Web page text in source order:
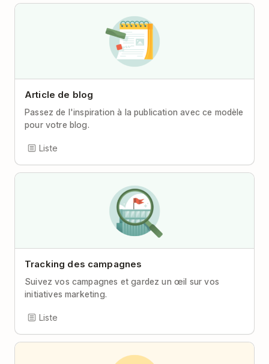
Article de blog
Passez de l'inspiration à la publication avec ce modèle
pour votre blog.
Liste
Tracking des campagnes
Suivez vos campagnes et gardez un œil sur vos
initiatives marketing.
Liste